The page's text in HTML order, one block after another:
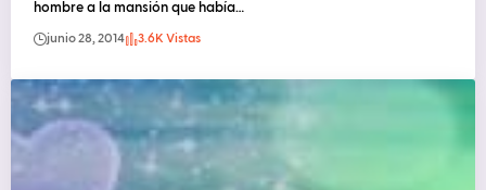
hombre a la mansión que había…
junio 28, 2014 3.6K Vistas